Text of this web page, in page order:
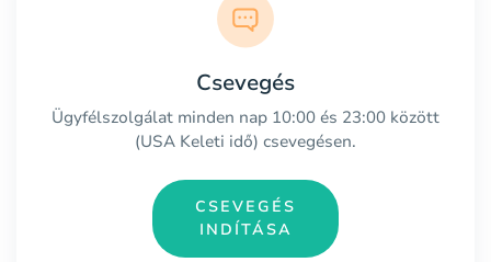
Csevegés
Ügyfélszolgálat minden nap 10:00 és 23:00 között
(USA Keleti idő) csevegésen.
CSEVEGÉS
INDÍTÁSA